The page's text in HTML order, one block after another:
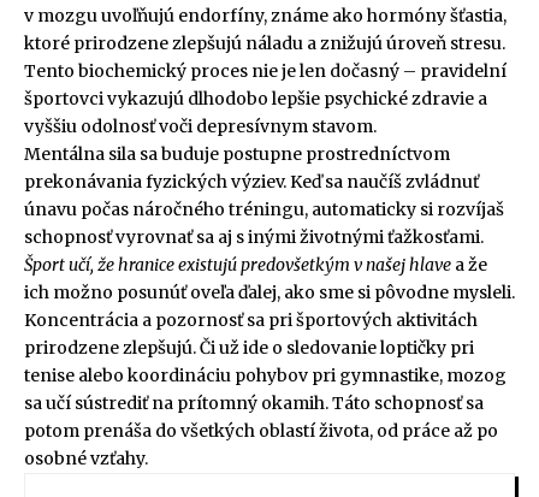
v mozgu uvoľňujú endorfíny, známe ako hormóny šťastia,
ktoré prirodzene zlepšujú náladu a znižujú úroveň stresu.
Tento biochemický proces nie je len dočasný – pravidelní
športovci vykazujú dlhodobo lepšie psychické zdravie a
vyššiu odolnosť voči depresívnym stavom.
Mentálna sila sa buduje postupne prostredníctvom
prekonávania fyzických výziev. Keď sa naučíš zvládnuť
únavu počas náročného tréningu, automaticky si rozvíjaš
schopnosť vyrovnať sa aj s inými životnými ťažkosťami.
Šport učí, že hranice existujú predovšetkým v našej hlave a že
ich možno posunúť oveľa ďalej, ako sme si pôvodne mysleli.
Koncentrácia a pozornosť sa pri športových aktivitách
prirodzene zlepšujú. Či už ide o sledovanie loptičky pri
tenise alebo koordináciu pohybov pri gymnastike, mozog
sa učí sústrediť na prítomný okamih. Táto schopnosť sa
potom prenáša do všetkých oblastí života, od práce až po
osobné vzťahy.